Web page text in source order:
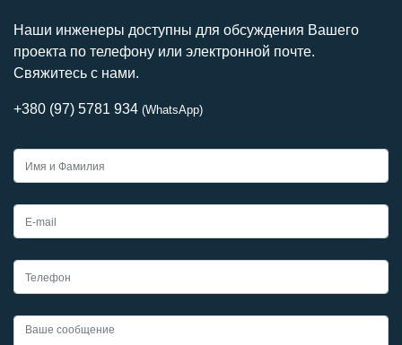
Наши инженеры доступны для обсуждения Вашего
проекта по телефону или электронной почте.
Свяжитесь с нами.
+380 (97) 5781 934 (WhatsApp)